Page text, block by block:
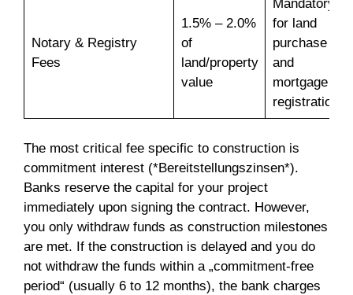
Notary & Registry
Fees
1.5% – 2.0%
of
land/property
value
Mandatory
for land
purchase
and
mortgage
registration.
The most critical fee specific to construction is
commitment interest (*Bereitstellungszinsen*).
Banks reserve the capital for your project
immediately upon signing the contract. However,
you only withdraw funds as construction milestones
are met. If the construction is delayed and you do
not withdraw the funds within a „commitment-free
period“ (usually 6 to 12 months), the bank charges